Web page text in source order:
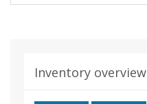
Inventory overview